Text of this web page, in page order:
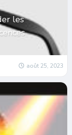
les
août 25, 2023